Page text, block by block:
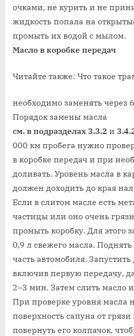
очками, не курить и не
жидкость попала на
промыть их водой с мылом.
Масло в коробке передач
Читайте также: Что такое
необходимо заменять через
Порядок замены масла
см. в подразделах 3.3.2 и
000 км пробега нужно
в коробке передач и при
доливать. Уровень масла в
должен доходить до края
Если в слитом масле есть
частицы или оно очень
промыть коробку. Для этого
0,9 л свежего масла.
часть автомобиля. Запустить
включив первую передачу,
2–3 мин. Затем слить масло
При проверке уровня масла
поверхность сапуна от грязи
повернуть его колпачок,